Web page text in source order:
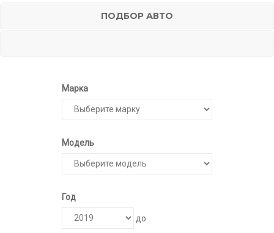
ПОДБОР АВТО
Легковые
Марка
Модель
Год
до